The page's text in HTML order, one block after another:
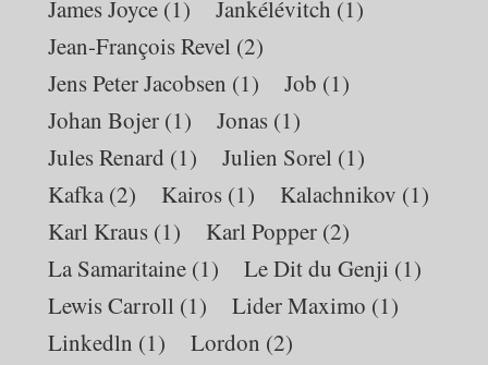
James Joyce (1) Jankélévitch (1)
Jean-François Revel (2)
Jens Peter Jacobsen (1) Job (1)
Johan Bojer (1) Jonas (1)
Jules Renard (1) Julien Sorel (1)
Kafka (2) Kairos (1) Kalachnikov (1)
Karl Kraus (1) Karl Popper (2)
La Samaritaine (1) Le Dit du Genji (1)
Lewis Carroll (1) Lider Maximo (1)
Linkedln (1) Lordon (2)